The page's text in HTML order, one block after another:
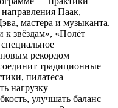
Паак,
мастера и музыканта.
к звёздам», «Полёт
новым рекордом
традиционные
пилатеса
нагрузку
улучшать баланс